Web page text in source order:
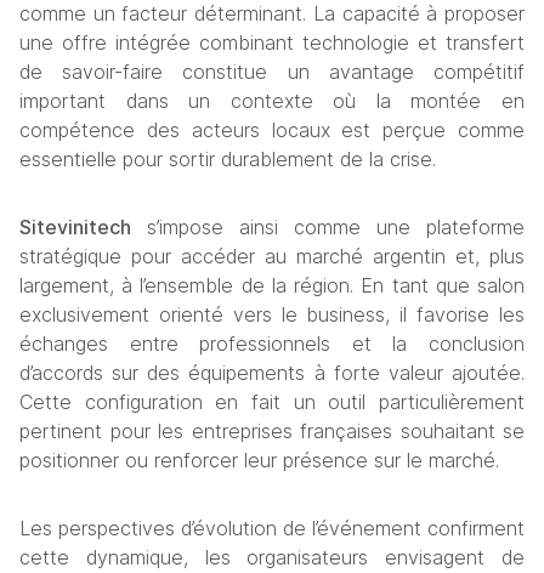
comme un facteur déterminant. La capacité à proposer
une offre intégrée combinant technologie et transfert
de savoir-faire constitue un avantage compétitif
important dans un contexte où la montée en
compétence des acteurs locaux est perçue comme
essentielle pour sortir durablement de la crise.
Sitevinitech s’impose ainsi comme une plateforme
stratégique pour accéder au marché argentin et, plus
largement, à l’ensemble de la région. En tant que salon
exclusivement orienté vers le business, il favorise les
échanges entre professionnels et la conclusion
d’accords sur des équipements à forte valeur ajoutée.
Cette configuration en fait un outil particulièrement
pertinent pour les entreprises françaises souhaitant se
positionner ou renforcer leur présence sur le marché.
Les perspectives d’évolution de l’événement confirment
cette dynamique, les organisateurs envisagent de